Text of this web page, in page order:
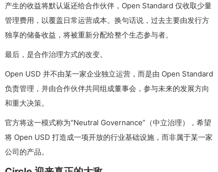
产生的收益将默认返还给合作伙伴，Open Standard 仅收取少量
管理费用，以覆盖日常运营成本。换句话说，过去主要由发行方
独享的储备收益，将被重新分配给整个生态参与者。
最后，是合作治理方式的改变。
Open USD 并不由某一家企业独立运营，而是由 Open Standard
负责管理，并由合作伙伴共同组成董事会，参与未来的发展方向
和重大决策。
官方将这一模式称为“Neutral Governance”（中立治理），希望
将 Open USD 打造成一项开放的行业基础设施，而非属于某一家
公司的产品。